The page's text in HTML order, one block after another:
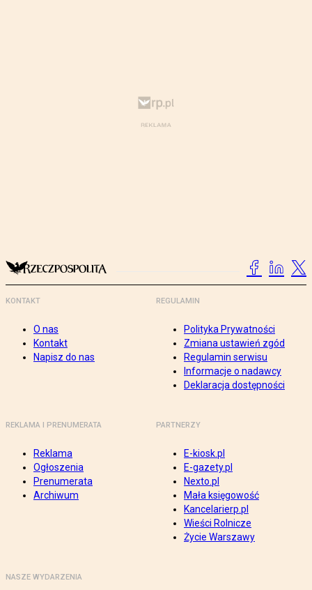
KONTAKT
O nas
Kontakt
Napisz do nas
REGULAMIN
Polityka Prywatności
Zmiana ustawień zgód
Regulamin serwisu
Informacje o nadawcy
Deklaracja dostępności
REKLAMA I PRENUMERATA
Reklama
Ogłoszenia
Prenumerata
Archiwum
PARTNERZY
E-kiosk.pl
E-gazety.pl
Nexto.pl
Mała księgowość
Kancelarierp.pl
Wieści Rolnicze
Życie Warszawy
NASZE WYDARZENIA